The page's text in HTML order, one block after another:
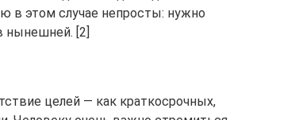
в этом случае непросты: нужно
нынешней. [2]
целей — как краткосрочных,